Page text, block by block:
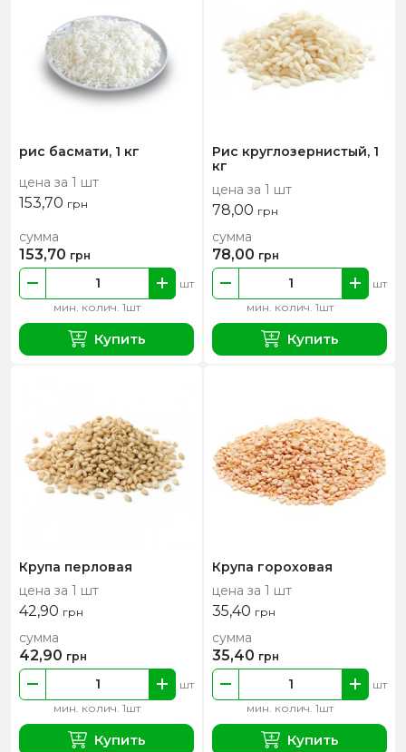
рис басмати, 1 кг
цена за 1 шт
153,70 грн
мин. колич. 1шт
шт
сумма
153,70 грн
Купить
Рис круглозернистый, 1
кг
цена за 1 шт
78,00 грн
мин. колич. 1шт
шт
сумма
78,00 грн
Купить
Крупа перловая
цена за 1 шт
42,90 грн
мин. колич. 1шт
шт
сумма
42,90 грн
Купить
Крупа гороховая
цена за 1 шт
35,40 грн
мин. колич. 1шт
шт
сумма
35,40 грн
Купить